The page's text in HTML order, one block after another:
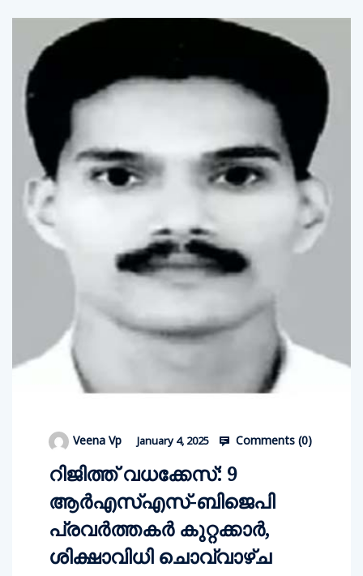
Veena Vp January 4, 2025 Comments (0)
റിജിത്ത് വധക്കേസ്: 9
ആര്‍എസ്എസ്-ബിജെപി
പ്രവര്‍ത്തകര്‍ കുറ്റക്കാര്‍,
ശിക്ഷാവിധി ചൊവ്വാഴ്ച